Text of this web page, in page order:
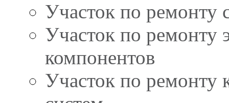
Участок по ремонту
Участок по ремонту
компонентов
Участок по ремонту